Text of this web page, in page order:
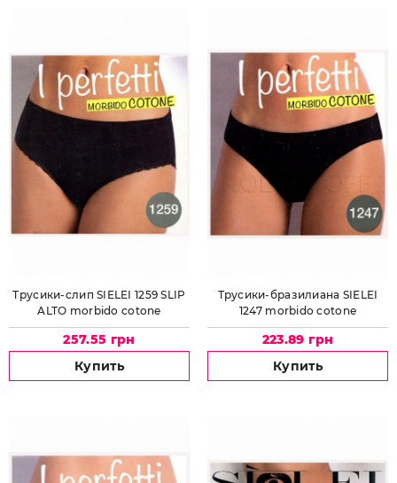
Трусики-слип SIELEI 1259 SLIP
ALTO morbido cotone
257.55 грн
Купить
Трусики-бразилиана SIELEI
1247 morbido cotone
223.89 грн
Купить